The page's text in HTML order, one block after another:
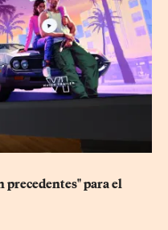
precedentes" para el